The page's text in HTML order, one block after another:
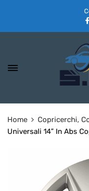
Home Copricerchi,
Universali 14” In Abs